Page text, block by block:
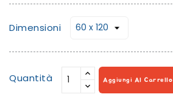
Dimensioni
Quantità Aggiungi Al Carrello